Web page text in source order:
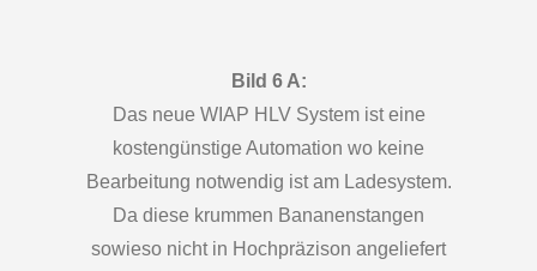
Bild 6 A:
Das neue WIAP HLV System ist eine
kostengünstige Automation wo keine
Bearbeitung notwendig ist am Ladesystem.
Da diese krummen Bananenstangen
sowieso nicht in Hochpräzison angeliefert